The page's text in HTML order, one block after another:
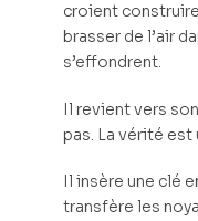
croient
brasser de l’air
s’effondrent.
Il revient vers
pas. La vérité est
Il insère une clé
transfère les